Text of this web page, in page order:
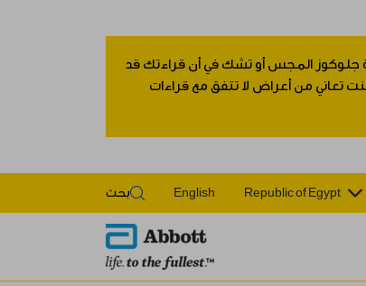
جلوكوز المجس أو تشك في أن قراءتك قد
تعاني من أعراض لا تتفق مع قراءات
Republic of Egypt
English بحث